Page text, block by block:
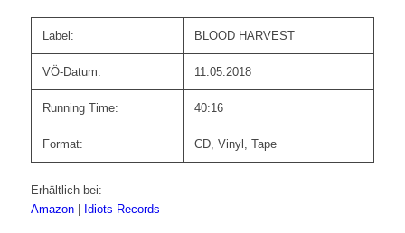
Label: BLOOD HARVEST
VÖ-Datum: 11.05.2018
Running Time: 40:16
Format: CD, Vinyl, Tape
Erhältlich bei:
Amazon
Idiots Records